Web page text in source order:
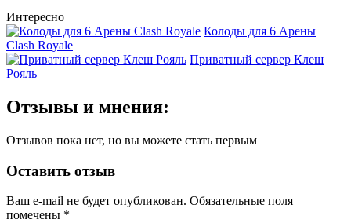
Интересно
Колоды для 6 Арены
Clash Royale
Приватный сервер Клеш
Рояль
Отзывы и мнения:
Отзывов пока нет, но вы можете стать первым
Оставить отзыв
Ваш e-mail не будет опубликован. Обязательные поля
помечены *